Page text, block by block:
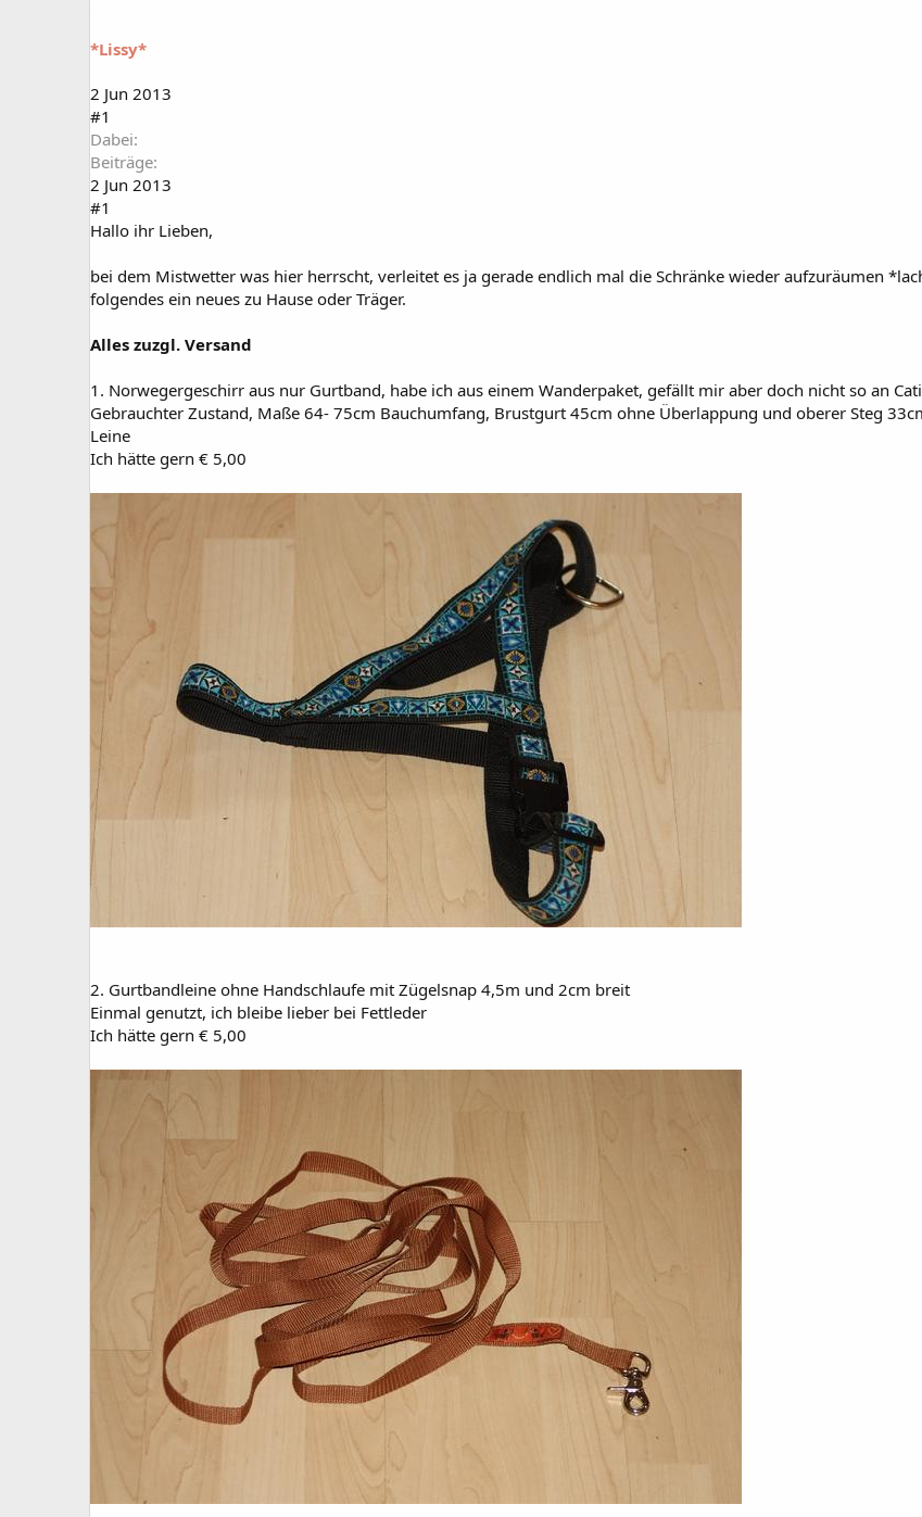
t
r
*Lissy*
2 Jun 2013
#1
Dabei
Beiträge
2 Jun 2013
#1
Hallo ihr Lieben,
bei dem Mistwetter was hier herrscht, verleitet es ja gerade endlich mal die Schränke wieder aufzuräumen
folgendes ein neues zu Hause oder Träger.
Alles zuzgl. Versand
1. Norwegergeschirr aus nur Gurtband, habe ich aus einem Wanderpaket, gefällt mir aber doch nicht so an
Gebrauchter Zustand, Maße 64- 75cm Bauchumfang, Brustgurt 45cm ohne Überlappung und oberer Steg
Leine
Ich hätte gern € 5,00
2. Gurtbandleine ohne Handschlaufe mit Zügelsnap 4,5m und 2cm breit
Einmal genutzt, ich bleibe lieber bei Fettleder
Ich hätte gern € 5,00